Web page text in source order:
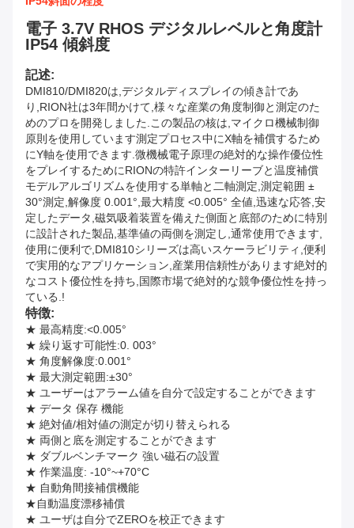
電子 3.7V RHOS デジタルレベルと角度計
IP54 傾斜度
記述:
DMI810/DMI820は,デジタルディスプレイの傾き計であ
り,RION社は3年間かけて,様々な産業の角度制御と測定のた
めのプロを開発しました.この製品の核は,マイクロ機械制御
原則を使用しています測定プロセス中にX軸を補償するため
にY軸を使用できます.微機械電子原理の絶対的な操作優位性
をプレイするためにRIONの特許インターリーブと温度補償
モデルアルゴリズムを使用する単軸と二軸測定,測定範囲 ±
30°測定,解像度 0.001°,最大精度 <0.005° 全値,迅速な応答,安
定したデータ,磁気吸着装置を備えた側面と底部のために特別
に設計された製品,基準値の両側を測定し,通常使用できます,
使用に便利で,DMI810シリーズは高いスケーラビリティ,便利
で実用的なアプリケーション,産業用信頼性があります絶対的
なコスト優位性を持ち,国際市場で絶対的な競争優位性を持っ
ている.!
特徴:
★ 最高精度:<0.005°
★ 繰り返す可能性:0. 003°
★ 角度解像度:0.001°
★ 最大測定範囲:±30°
★ ユーザーはアラーム値を自分で設定することができます
★ データ 保存 機能
★ 絶対値/相対値の測定が切り替えられる
★ 両側と底を測定することができます
★ ダブルベンチマーク 強い磁石の設置
★ 作業温度: -10°~+70°C
★ 自動角間接補償機能
★自動温度漂移補償
★ ユーザは自分でZEROを校正できます